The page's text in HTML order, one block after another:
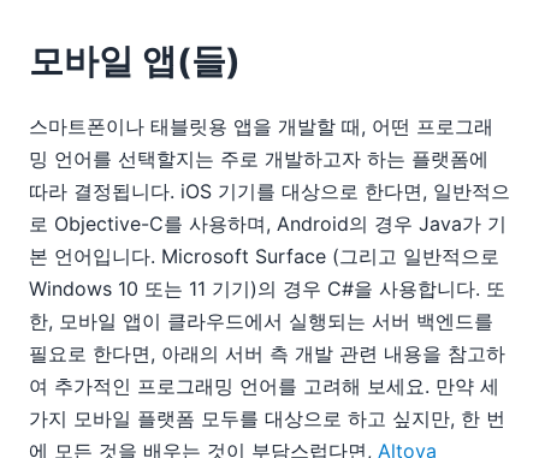
모바일 앱(들)
스마트폰이나 태블릿용 앱을 개발할 때, 어떤 프로그래
밍 언어를 선택할지는 주로 개발하고자 하는 플랫폼에
따라 결정됩니다. iOS 기기를 대상으로 한다면, 일반적으
로 Objective-C를 사용하며, Android의 경우 Java가 기
본 언어입니다. Microsoft Surface (그리고 일반적으로
Windows 10 또는 11 기기)의 경우 C#을 사용합니다. 또
한, 모바일 앱이 클라우드에서 실행되는 서버 백엔드를
필요로 한다면, 아래의 서버 측 개발 관련 내용을 참고하
여 추가적인 프로그래밍 언어를 고려해 보세요. 만약 세
가지 모바일 플랫폼 모두를 대상으로 하고 싶지만, 한 번
에 모든 것을 배우는 것이 부담스럽다면, Altova